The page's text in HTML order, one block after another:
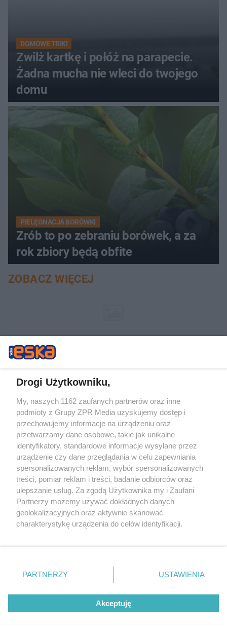
DOMOWE TRIKI
Zwilż kartkę i połóż na parapecie.
Żadna mucha nie wleci do twojego
domu
PIELĘGNACJA BORÓWKI
Zrób to po zebraniu borówek, a za
rok zbiory będą obfite
ZOBACZ WIĘCEJ
Żaden utwór zamieszczony w serwisie nie może być powielany i
Internecie bez pisemnej zgody właściciela praw. Jakiekolwiek użycie lub
wykorzystanie utworów w całości lub w części z naruszeniem prawa,
Drogi Użytkowniku,
My, naszych 1162 zaufanych partnerów oraz inne
podmioty z Grupy ZPR Media uzyskujemy dostęp i
przechowujemy informacje na urządzeniu oraz
przetwarzamy dane osobowe, takie jak unikalne
identyfikatory, standardowe informacje wysyłane przez
urządzenie czy dane przeglądania w celu zapewniania
spersonalizowanych reklam, wybór spersonalizowanych
treści, pomiar reklam i treści, badanie odbiorców oraz
ulepszanie usług. Za zgodą Użytkownika my i Zaufani
Partnerzy możemy używać dokładnych danych
geolokalizacyjnych oraz aktywnie skanować
charakterystykę urządzenia do celów identyfikacji.
zmienić/wycofać klikając przycisk ustawień prywatności
znajdujący się w lewym dolnym rogu strony
rodzaje przetwarzania danych nie wymagają zgody
użytkownika, ale masz prawo sprzeciwić się takiemu
przetwarzaniu. Preferencje będą miały zastosowanie tylko
PARTNERZY USTAWIENIA
Akceptuję